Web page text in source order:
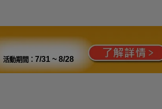
活動期間： 7/31 ~ 8/28